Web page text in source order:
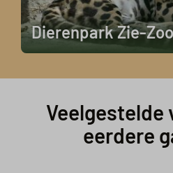
Dierenpark Zie-
Veelgestelde
eerdere